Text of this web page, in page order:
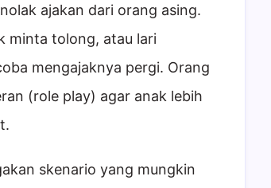
ajakan dari orang asing.
minta tolong, atau lari
mengajaknya pergi. Orang
(role play) agar anak lebih
skenario yang mungkin